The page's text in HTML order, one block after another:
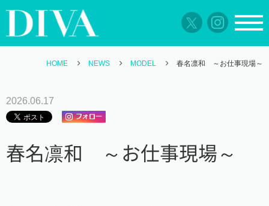
HOME NEWS MODEL 春名凛和 ～お仕事現場～
2026.06.17
春名凛和 ～お仕事現場～